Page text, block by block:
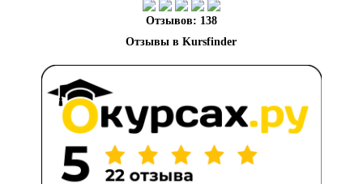
Отзывов: 138